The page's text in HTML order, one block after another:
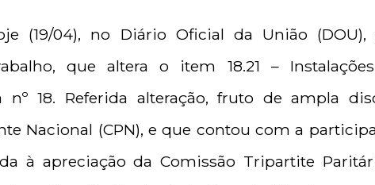
(19/04), no Diário Oficial da União
que altera o item 18.21 –
nº 18. Referida alteração, fruto de ampla
Nacional (CPN), e que contou com a
à apreciação da Comissão Tripartite